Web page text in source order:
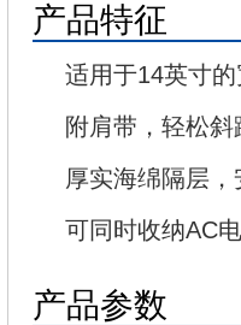
产品特征
适用于14英寸的
附肩带，轻松斜
厚实海绵隔层，
可同时收纳AC
产品参数